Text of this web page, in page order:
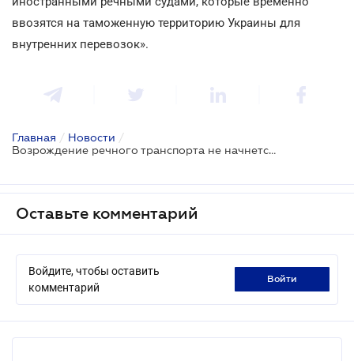
ввозятся на таможенную территорию Украины для
внутренних перевозок».
Главная / Новости /
Возрождение речного транспорта не начнется без нового законодательства
Оставьте комментарий
Войдите, чтобы оставить
комментарий
войти